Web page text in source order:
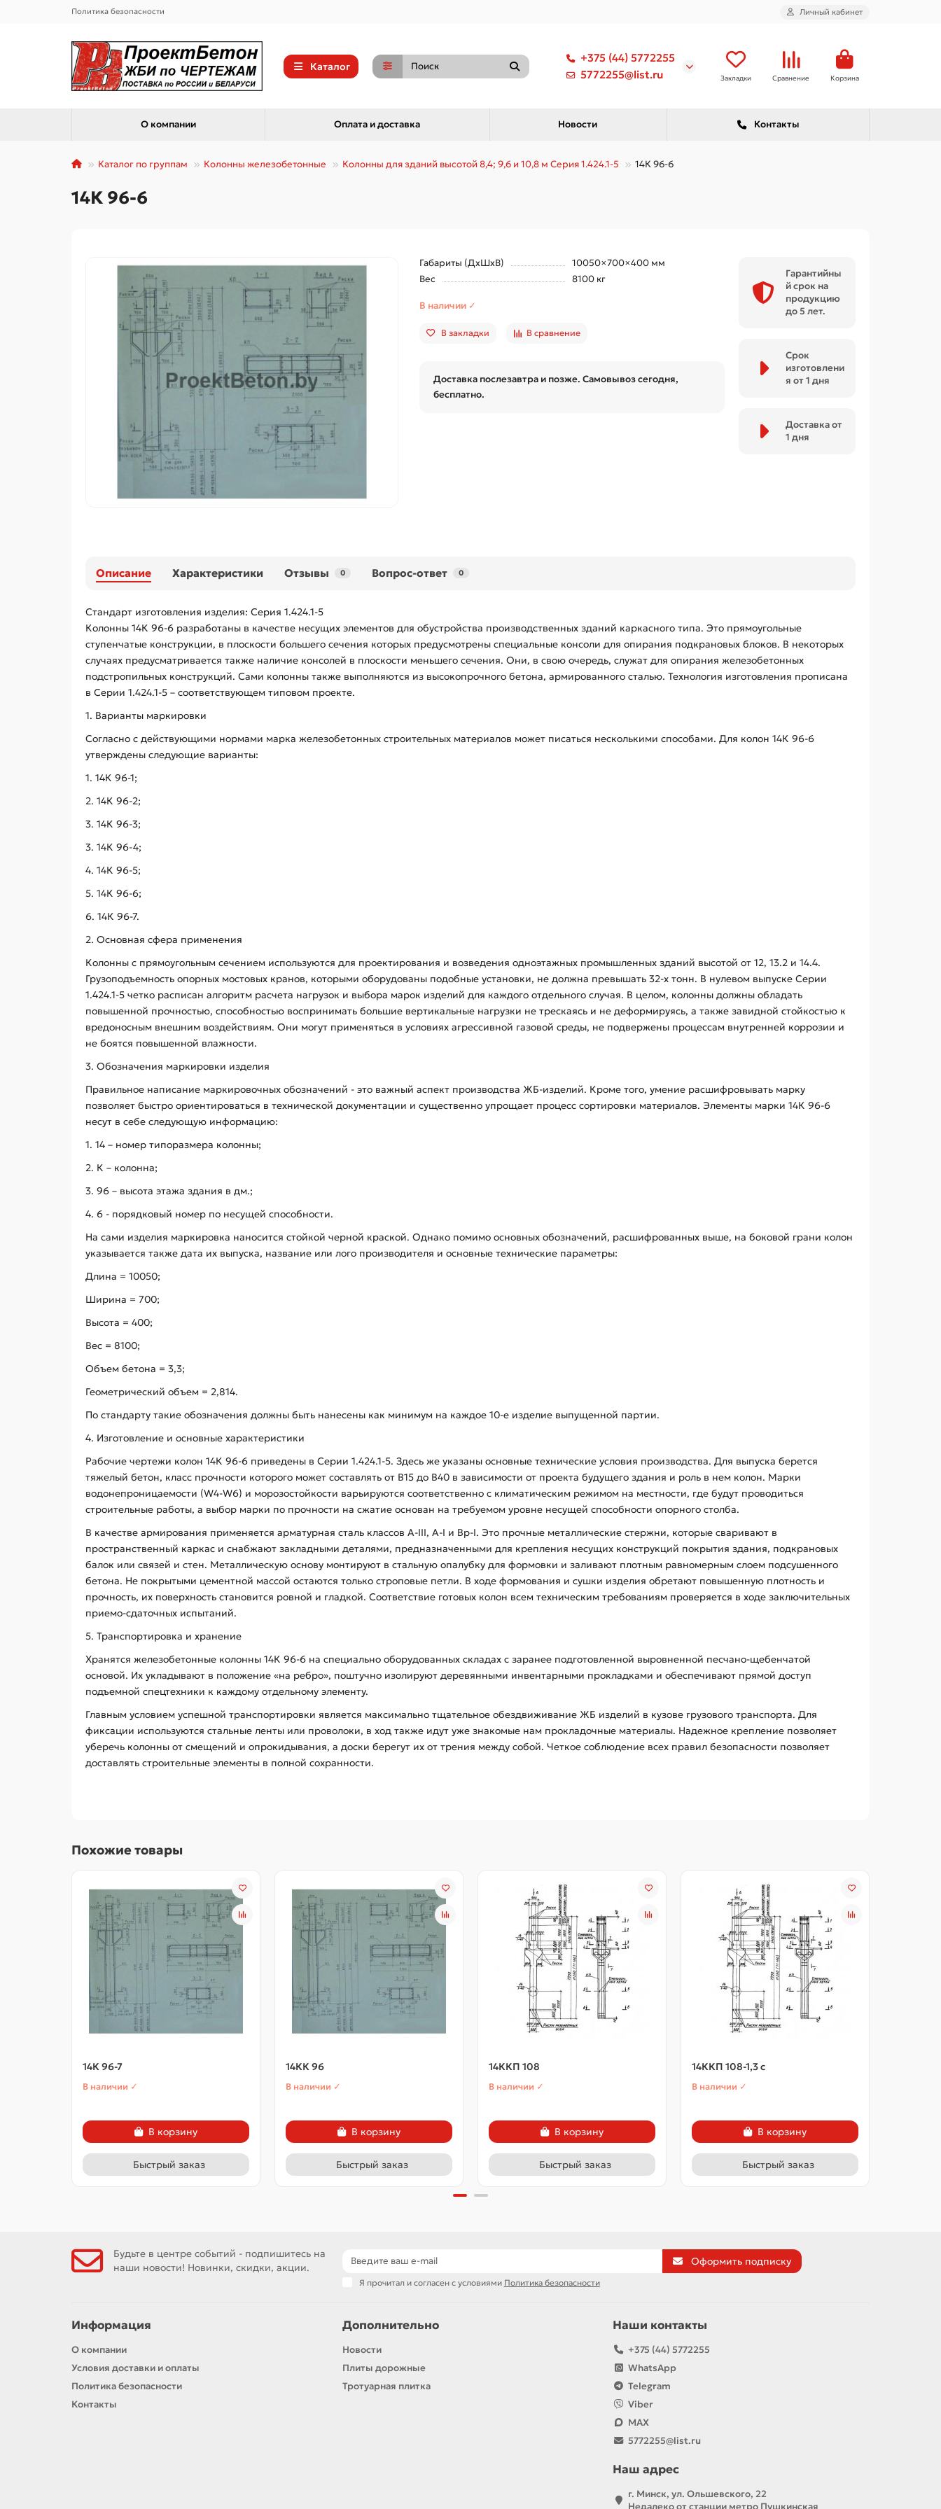
Политика безопасности Личный кабинет
Каталог
+375 (44) 5772255
5772255@list.ru
Закладки Сравнение Корзина
О компании Оплата и доставка Новости Контакты
Каталог по группам Колонны железобетонные Колонны для зданий высотой 8,4; 9,6 и 10,8 м Серия 1.424.1-5 14К 96-6
14К 96-6
Габариты (ДхШхВ)
10050×700×400 мм
Вес
8100 кг
В наличии ✓
В закладки В сравнение
Доставка послезавтра и позже. Самовывоз сегодня,
бесплатно.
Гарантийны
й срок на
продукцию
до 5 лет.
Срок
изготовлени
я от 1 дня
Доставка от
1 дня
Описание Характеристики Отзывы 0 Вопрос-ответ 0
Стандарт изготовления изделия: Серия 1.424.1-5
Колонны 14К 96-6 разработаны в качестве несущих элементов для обустройства производственных зданий каркасного типа. Это прямоугольные
ступенчатые конструкции, в плоскости большего сечения которых предусмотрены специальные консоли для опирания подкрановых блоков. В некоторых
случаях предусматривается также наличие консолей в плоскости меньшего сечения. Они, в свою очередь, служат для опирания железобетонных
подстропильных конструкций. Сами колонны также выполняются из высокопрочного бетона, армированного сталью. Технология изготовления прописана
в Серии 1.424.1-5 – соответствующем типовом проекте.
1. Варианты маркировки
Согласно с действующими нормами марка железобетонных строительных материалов может писаться несколькими способами. Для колон 14К 96-6
утверждены следующие варианты:
1. 14К 96-1;
2. 14К 96-2;
3. 14К 96-3;
3. 14К 96-4;
4. 14К 96-5;
5. 14К 96-6;
6. 14К 96-7.
2. Основная сфера применения
Колонны с прямоугольным сечением используются для проектирования и возведения одноэтажных промышленных зданий высотой от 12, 13.2 и 14.4.
Грузоподъемность опорных мостовых кранов, которыми оборудованы подобные установки, не должна превышать 32-х тонн. В нулевом выпуске Серии
1.424.1-5 четко расписан алгоритм расчета нагрузок и выбора марок изделий для каждого отдельного случая. В целом, колонны должны обладать
повышенной прочностью, способностью воспринимать большие вертикальные нагрузки не трескаясь и не деформируясь, а также завидной стойкостью к
вредоносным внешним воздействиям. Они могут применяться в условиях агрессивной газовой среды, не подвержены процессам внутренней коррозии и
не боятся повышенной влажности.
3. Обозначения маркировки изделия
Правильное написание маркировочных обозначений - это важный аспект производства ЖБ-изделий. Кроме того, умение расшифровывать марку
позволяет быстро ориентироваться в технической документации и существенно упрощает процесс сортировки материалов. Элементы марки 14К 96-6
несут в себе следующую информацию:
1. 14 – номер типоразмера колонны;
2. К – колонна;
3. 96 – высота этажа здания в дм.;
4. 6 - порядковый номер по несущей способности.
На сами изделия маркировка наносится стойкой черной краской. Однако помимо основных обозначений, расшифрованных выше, на боковой грани колон
указывается также дата их выпуска, название или лого производителя и основные технические параметры:
Длина = 10050;
Ширина = 700;
Высота = 400;
Вес = 8100;
Объем бетона = 3,3;
Геометрический объем = 2,814.
По стандарту такие обозначения должны быть нанесены как минимум на каждое 10-е изделие выпущенной партии.
4. Изготовление и основные характеристики
Рабочие чертежи колон 14К 96-6 приведены в Серии 1.424.1-5. Здесь же указаны основные технические условия производства. Для выпуска берется
тяжелый бетон, класс прочности которого может составлять от В15 до В40 в зависимости от проекта будущего здания и роль в нем колон. Марки
водонепроницаемости (W4-W6) и морозостойкости варьируются соответственно с климатическим режимом на местности, где будут проводиться
строительные работы, а выбор марки по прочности на сжатие основан на требуемом уровне несущей способности опорного столба.
В качестве армирования применяется арматурная сталь классов А-ІІІ, А-І и Вр-І. Это прочные металлические стержни, которые сваривают в
пространственный каркас и снабжают закладными деталями, предназначенными для крепления несущих конструкций покрытия здания, подкрановых
балок или связей и стен. Металлическую основу монтируют в стальную опалубку для формовки и заливают плотным равномерным слоем подсушенного
бетона. Не покрытыми цементной массой остаются только строповые петли. В ходе формования и сушки изделия обретают повышенную плотность и
прочность, их поверхность становится ровной и гладкой. Соответствие готовых колон всем техническим требованиям проверяется в ходе заключительных
приемо-сдаточных испытаний.
5. Транспортировка и хранение
Хранятся железобетонные колонны 14К 96-6 на специально оборудованных складах с заранее подготовленной выровненной песчано-щебенчатой
основой. Их укладывают в положение «на ребро», поштучно изолируют деревянными инвентарными прокладками и обеспечивают прямой доступ
подъемной спецтехники к каждому отдельному элементу.
Главным условием успешной транспортировки является максимально тщательное обездвиживание ЖБ изделий в кузове грузового транспорта. Для
фиксации используются стальные ленты или проволоки, в ход также идут уже знакомые нам прокладочные материалы. Надежное крепление позволяет
уберечь колонны от смещений и опрокидывания, а доски берегут их от трения между собой. Четкое соблюдение всех правил безопасности позволяет
доставлять строительные элементы в полной сохранности.
Похожие товары
14К 96-7
В наличии ✓
В корзину
Быстрый заказ
14КК 96
В наличии ✓
В корзину
Быстрый заказ
14ККП 108
В наличии ✓
В корзину
Быстрый заказ
14ККП 108-1,3 с
В наличии ✓
В корзину
Быстрый заказ
Будьте в центре событий - подпишитесь на
наши новости! Новинки, скидки, акции.
Оформить подписку
Я прочитал и согласен с условиями Политика безопасности
Информация
О компании
Условия доставки и оплаты
Политика безопасности
Контакты
Дополнительно
Новости
Плиты дорожные
Тротуарная плитка
Наши контакты
+375 (44) 5772255
WhatsApp
Telegram
Viber
MAX
5772255@list.ru
Наш адрес
г. Минск, ул. Ольшевского, 22
Недалеко от станции метро Пушкинская